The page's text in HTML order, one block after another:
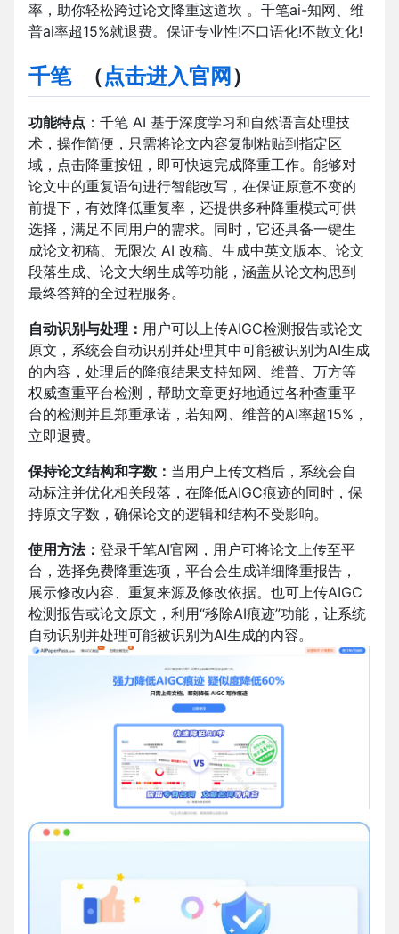
率，助你轻松跨过论文降重这道坎 。千笔ai-知网、维
普ai率超15%就退费。保证专业性!不口语化!不散文化!
千笔（点击进入官网 ）
功能特点 ：千笔 AI 基于深度学习和自然语言处理技
术，操作简便，只需将论文内容复制粘贴到指定区
域，点击降重按钮，即可快速完成降重工作。能够对
论文中的重复语句进行智能改写，在保证原意不变的
前提下，有效降低重复率，还提供多种降重模式可供
选择，满足不同用户的需求。同时，它还具备一键生
成论文初稿、无限次 AI 改稿、生成中英文版本、论文
段落生成、论文大纲生成等功能，涵盖从论文构思到
最终答辩的全过程服务。
自动识别与处理： 用户可以上传AIGC检测报告或论文
原文，系统会自动识别并处理其中可能被识别为AI生成
的内容，处理后的降痕结果支持知网、维普、万方等
权威查重平台检测，帮助文章更好地通过各种查重平
台的检测并且郑重承诺，若知网、维普的AI率超15%，
立即退费。
保持论文结构和字数： 当用户上传文档后，系统会自
动标注并优化相关段落，在降低AIGC痕迹的同时，保
持原文字数，确保论文的逻辑和结构不受影响。
使用方法： 登录千笔AI官网， 用户可将论文上传至平
台，选择免费降重选项，平台会生成详细降重报告，
展示修改内容、重复来源及修改依据。也可上传AIGC
检测报告或论文原文，利用“移除AI痕迹”功能，让系统
自动识别并处理可能被识别为AI生成的内容。